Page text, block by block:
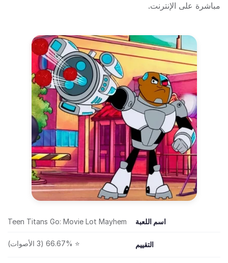
مباشرة على الإنترنت.
اسم اللعبة Teen Titans Go: Movie Lot Mayhem
التقييم ⭐ 66.67% (3 الأصوات)